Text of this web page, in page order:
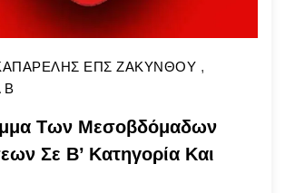
ΕΠΣ ΖΑΚΥΝΘΟΥ ,
Β
Των Μεσοβδόμαδων
Σε Β’ Κατηγορία Και